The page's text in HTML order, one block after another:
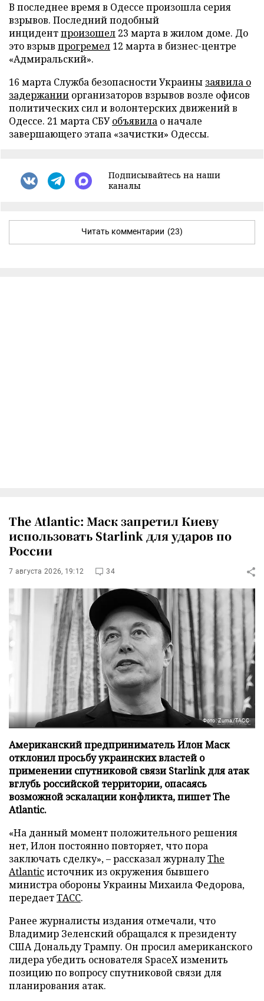
В последнее время в Одессе произошла серия
взрывов. Последний подобный
инцидентпроизошел 23 марта в жилом доме. До
это взрыв прогремел 12 марта в бизнес-центре
«Адмиральский».
16 марта Служба безопасности Украины заявила о
задержании организаторов взрывов возле офисов
политических сил и волонтерских движений в
Одессе. 21 марта СБУобъявила о начале
завершающего этапа «зачистки» Одессы.
Подписывайтесь на наши
каналы
Читать комментарии (23)
The Atlantic: Маск запретил Киеву
использовать Starlink для ударов по
России
7 августа 2026, 19:12 34
Фото: Zuma/ТАСС
Американский предприниматель Илон Маск
отклонил просьбу украинских властей о
применении спутниковой связи Starlink для атак
вглубь российской территории, опасаясь
возможной эскалации конфликта, пишет The
Atlantic.
«На данный момент положительного решения
нет, Илон постоянно повторяет, что пора
заключать сделку», – рассказал журналуThe
Atlanticисточник из окружения бывшего
министра обороны Украины Михаила Федорова,
передаетТАСС.
Ранее журналисты издания отмечали, что
Владимир Зеленский обращался к президенту
США Дональду Трампу. Он просил американского
лидера убедить основателя SpaceX изменить
позицию по вопросу спутниковой связи для
планирования атак.